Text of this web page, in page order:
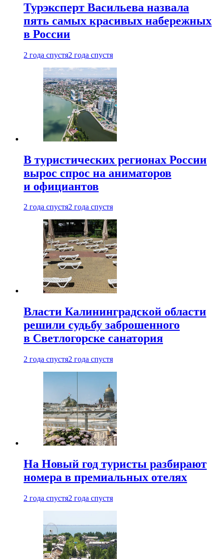
Турэксперт Васильева назвала
пять самых красивых набережных
в России
2 года спустя2 года спустя
В туристических регионах России
вырос спрос на аниматоров
и официантов
2 года спустя2 года спустя
Власти Калининградской области
решили судьбу заброшенного
в Светлогорске санатория
2 года спустя2 года спустя
На Новый год туристы разбирают
номера в премиальных отелях
2 года спустя2 года спустя